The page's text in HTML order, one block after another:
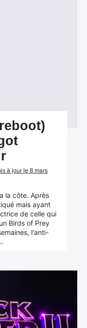
à jour le 8 mars
la côte. Après
mais ayant
de celle qui
Birds of Prey
l'anti-